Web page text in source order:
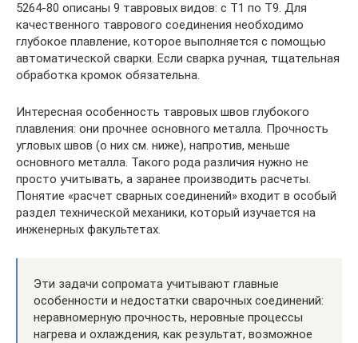
5264-80 описаны 9 тавровых видов: с Т1 по Т9. Для
качественного таврового соединения необходимо
глубокое плавление, которое выполняется с помощью
автоматической сварки. Если сварка ручная, тщательная
обработка кромок обязательна.
Интересная особенность тавровых швов глубокого
плавления: они прочнее основного металла. Прочность
угловых швов (о них см. ниже), напротив, меньше
основного металла. Такого рода различия нужно не
просто учитывать, а заранее производить расчеты.
Понятие «расчет сварных соединений» входит в особый
раздел технической механики, который изучается на
инженерных факультетах.
Эти задачи сопромата учитывают главные
особенности и недостатки сварочных соединений:
неравномерную прочность, неровные процессы
нагрева и охлаждения, как результат, возможное